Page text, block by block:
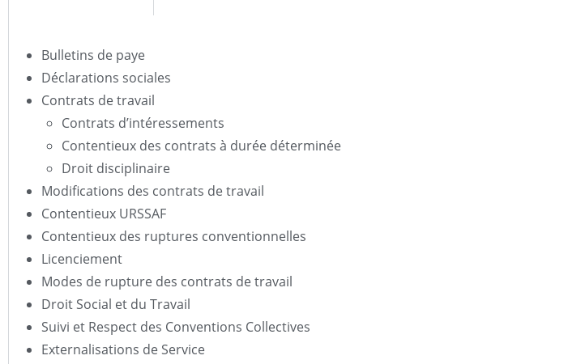
Bulletins de paye
Déclarations sociales
Contrats de travail
Contrats d’intéressements
Contentieux des contrats à durée déterminée
Droit disciplinaire
Modifications des contrats de travail
Contentieux URSSAF
Contentieux des ruptures conventionnelles
Licenciement
Modes de rupture des contrats de travail
Droit Social et du Travail
Suivi et Respect des Conventions Collectives
Externalisations de Service